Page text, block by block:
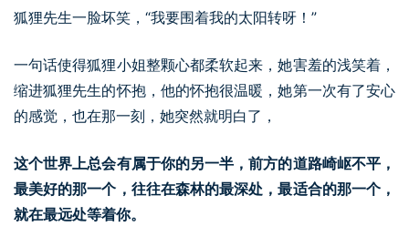
狐狸先生一脸坏笑，“我要围着我的太阳转呀！”
一句话使得狐狸小姐整颗心都柔软起来，她害羞的浅笑着，
缩进狐狸先生的怀抱，他的怀抱很温暖，她第一次有了安心
的感觉，也在那一刻，她突然就明白了，
这个世界上总会有属于你的另一半，前方的道路崎岖不平，
最美好的那一个，往往在森林的最深处，最适合的那一个，
就在最远处等着你。